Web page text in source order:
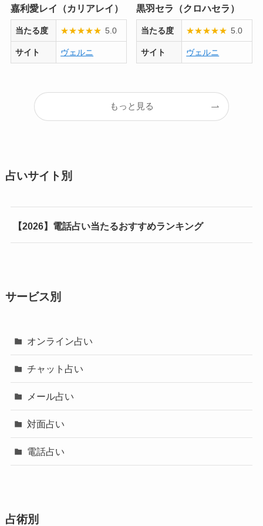
嘉利愛レイ（カリアレイ）
当たる度 ★★★★★ 5.0
サイト ヴェルニ
黒羽セラ（クロハセラ）
当たる度 ★★★★★ 5.0
サイト ヴェルニ
もっと見る
占いサイト別
【2026】電話占い当たるおすすめランキング
サービス別
オンライン占い
チャット占い
メール占い
対面占い
電話占い
占術別